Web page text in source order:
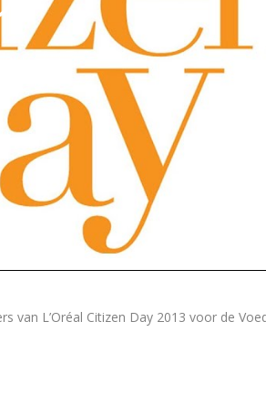
van L’Oréal Citizen Day 2013 voor de